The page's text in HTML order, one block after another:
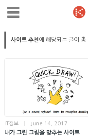
사이트 추천에 해당되는 글이 총
IT정보 June 14, 2017
내가 그린 그림을 맞추는 사이트